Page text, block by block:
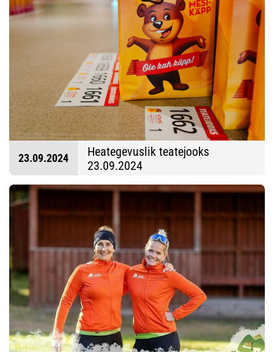
23.09.2024
Heategevuslik teatejooks
23.09.2024